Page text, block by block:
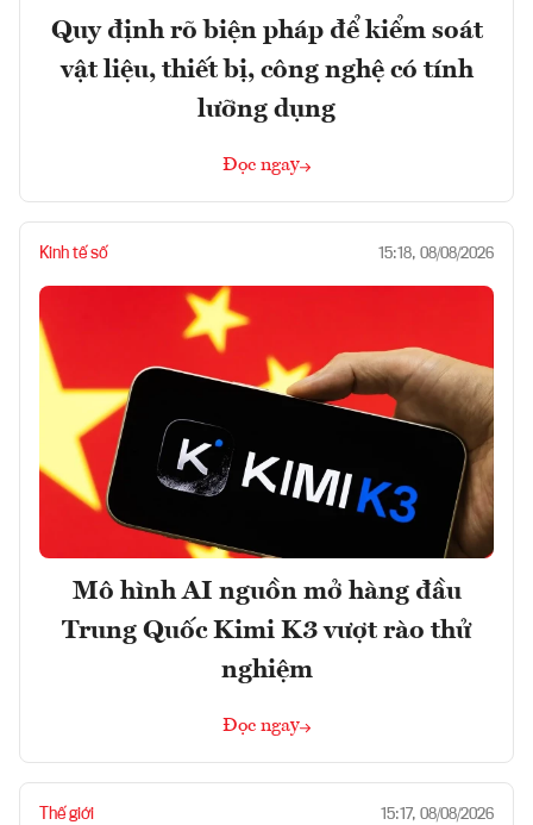
Quy định rõ biện pháp để kiểm soát
vật liệu, thiết bị, công nghệ có tính
lưỡng dụng
Đọc ngay
Kinh tế số 15:18, 08/08/2026
Mô hình AI nguồn mở hàng đầu
Trung Quốc Kimi K3 vượt rào thử
nghiệm
Đọc ngay
Thế giới 15:17, 08/08/2026